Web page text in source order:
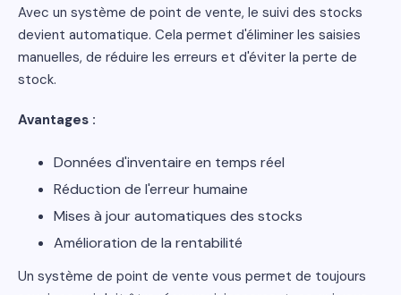
Avec un système de point de vente, le suivi des stocks
devient automatique. Cela permet d'éliminer les saisies
manuelles, de réduire les erreurs et d'éviter la perte de
stock.
Avantages :
Données d'inventaire en temps réel
Réduction de l'erreur humaine
Mises à jour automatiques des stocks
Amélioration de la rentabilité
Un système de point de vente vous permet de toujours